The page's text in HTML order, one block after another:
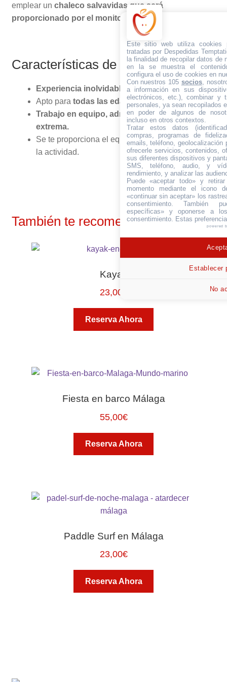
emplear un chaleco salvavidas que será
proporcionado por el monitor
Características de la Banana Boat
Experiencia inolvidable.
Apto para todas las edades. (+ 8 años)
Trabajo en equipo, adrenalina y diversión
extrema.
Se te proporciona el equipamiento necesario para
la actividad.
También te recomendamos…
Kayak
23,00
Reserva Ahora
Fiesta en barco Málaga
55,00€
Reserva Ahora
Paddle Surf en Málaga
23,00€
Reserva Ahora
Este sitio web utiliza cookies
tratadas por Despedidas
la finalidad de recopilar datos de
en la se muestra el
configura el uso de cookies en
Con nuestros 105 socios,
a información en sus
electrónicos, etc.), combinar y
personales, ya sean recopilados
en poder de algunos de
incluso en otros contextos.
Tratar estos datos
compras, programas de
emails, teléfono,
ofrecerle servicios, contenidos,
sus diferentes dispositivos y
SMS, teléfono, audio, y
rendimiento, y analizar las
Puede «aceptar todo» y
momento mediante el icono
«continuar sin aceptar» los
consentimiento. También
específicas» y oponerse a
consentimiento. Estas
powered
No
Establecer